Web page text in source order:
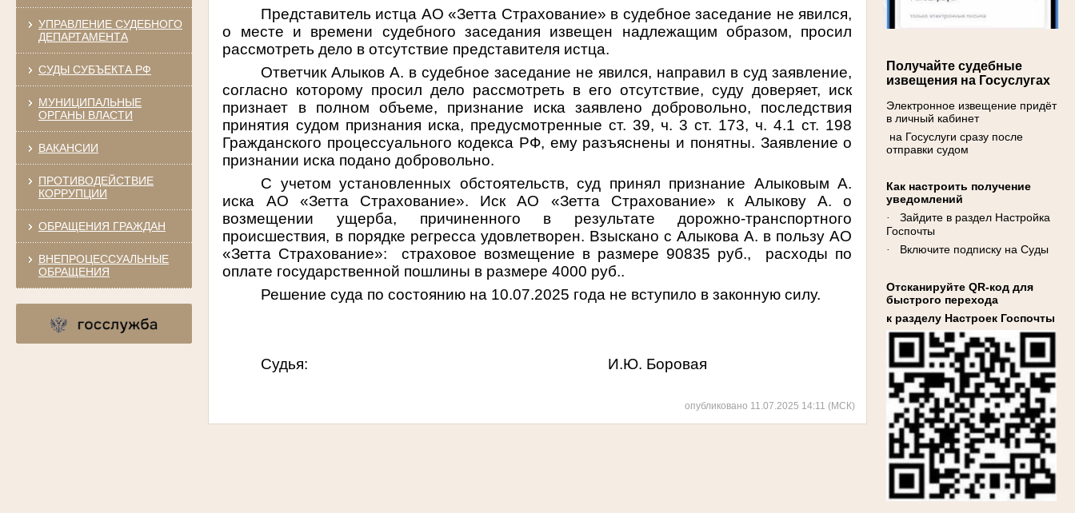
УПРАВЛЕНИЕ СУДЕБНОГО
ДЕПАРТАМЕНТА
СУДЫ СУБЪЕКТА РФ
МУНИЦИПАЛЬНЫЕ
ОРГАНЫ ВЛАСТИ
ВАКАНСИИ
ПРОТИВОДЕЙСТВИЕ
КОРРУПЦИИ
ОБРАЩЕНИЯ ГРАЖДАН
ВНЕПРОЦЕССУАЛЬНЫЕ
ОБРАЩЕНИЯ
Получайте судебные
извещения на Госуслугах
Электронное извещение придёт
в личный кабинет
на Госуслуги сразу после
отправки судом
Как настроить получение
уведомлений
·
Зайдите в раздел Настройка
Госпочты
· Включите подписку на Суды
Отсканируйте QR-код для
быстрого перехода
к разделу Настроек Госпочты
Представитель истца АО «Зетта Страхование» в судебное заседание не явился,
о месте и времени судебного заседания извещен надлежащим образом, просил
рассмотреть дело в отсутствие представителя истца.
Ответчик Алыков А. в судебное заседание не явился, направил в суд заявление,
согласно которому просил дело рассмотреть в его отсутствие, суду доверяет, иск
признает в полном объеме, признание иска заявлено добровольно, последствия
принятия судом признания иска, предусмотренные ст. 39, ч. 3 ст. 173, ч. 4.1 ст. 198
Гражданского процессуального кодекса РФ, ему разъяснены и понятны. Заявление о
признании иска подано добровольно.
С учетом установленных обстоятельств, суд принял признание Алыковым А.
иска АО «Зетта Страхование». Иск АО «Зетта Страхование» к Алыкову А. о
возмещении ущерба, причиненного в результате дорожно-транспортного
происшествия, в порядке регресса удовлетворен. Взыскано с Алыкова А. в пользу АО
«Зетта Страхование»: страховое возмещение в размере 90835 руб., расходы по
оплате государственной пошлины в размере 4000 руб..
Решение суда по состоянию на 10.07.2025 года не вступило в законную силу.
Судья: И.Ю. Боровая
опубликовано 11.07.2025 14:11 (МСК)